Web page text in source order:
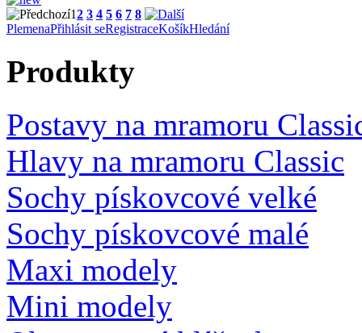
12 3 4 5 6 7 8
PlemenaPřihlásit seRegistraceKošíkHledání
Produkty
Postavy na mramoru
Hlavy na mramoru Classic
Sochy pískovcové velké
Sochy pískovcové malé
Maxi modely
Mini modely